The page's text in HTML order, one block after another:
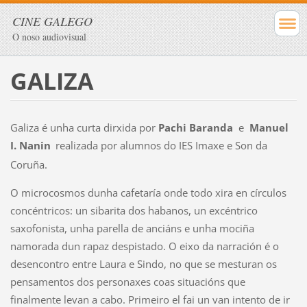
CINE GALEGO
O noso audiovisual
GALIZA
Galiza é unha curta dirxida por Pachi Baranda e Manuel
I. Nanin realizada por alumnos do IES Imaxe e Son da
Coruña.
O microcosmos dunha cafetaría onde todo xira en círculos
concéntricos: un sibarita dos habanos, un excéntrico
saxofonista, unha parella de anciáns e unha mociña
namorada dun rapaz despistado. O eixo da narración é o
desencontro entre Laura e Sindo, no que se mesturan os
pensamentos dos personaxes coas situacións que
finalmente levan a cabo. Primeiro el fai un van intento de ir